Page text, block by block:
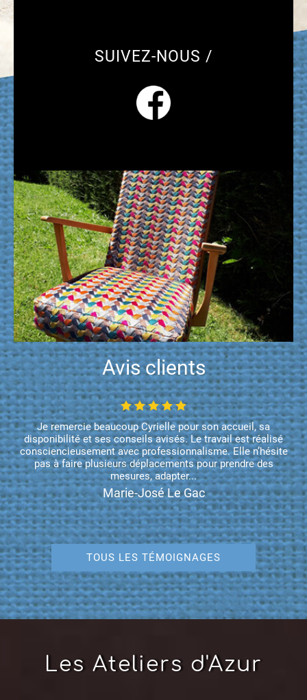
SUIVEZ-NOUS /
Avis clients
Je remercie beaucoup Cyrielle pour son accueil, sa
disponibilité et ses conseils avisés. Le travail est réalisé
consciencieusement avec professionnalisme. Elle n’hésite
pas à faire plusieurs déplacements pour prendre des
mesures, adapter...
Marie-José Le Gac
TOUS LES TÉMOIGNAGES
Les Ateliers d'Azur